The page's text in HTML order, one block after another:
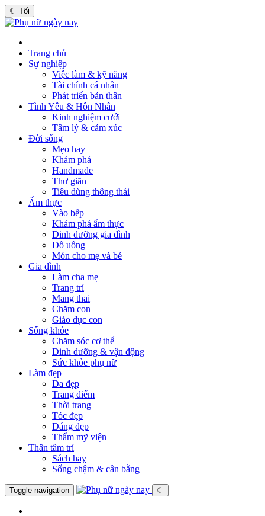
☾ Tối
Trang chủ
Sự nghiệp
Việc làm & kỹ năng
Tài chính cá nhân
Phát triển bản thân
Tình Yêu & Hôn Nhân
Kinh nghiệm cưới
Tâm lý & cảm xúc
Đời sống
Mẹo hay
Khám phá
Handmade
Thư giãn
Tiêu dùng thông thái
Ẩm thực
Vào bếp
Khám phá ẩm thực
Dinh dưỡng gia đình
Đồ uống
Món cho mẹ và bé
Gia đình
Làm cha mẹ
Trang trí
Mang thai
Chăm con
Giáo dục con
Sống khỏe
Chăm sóc cơ thể
Dinh dưỡng & vận động
Sức khỏe phụ nữ
Làm đẹp
Da đẹp
Trang điểm
Thời trang
Tóc đẹp
Dáng đẹp
Thẩm mỹ viện
Thân tâm trí
Sách hay
Sống chậm & cân bằng
Toggle navigation ☾